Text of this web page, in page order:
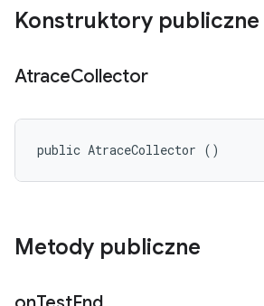
Konstruktory publiczne
AtraceCollector
public AtraceCollector ()
Metody publiczne